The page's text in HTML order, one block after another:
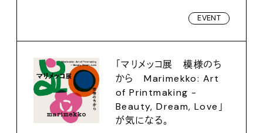
EVENT
「マリメッコ展 模様のち
から Marimekko: Art
of Printmaking -
Beauty, Dream, Love」
が気になる。